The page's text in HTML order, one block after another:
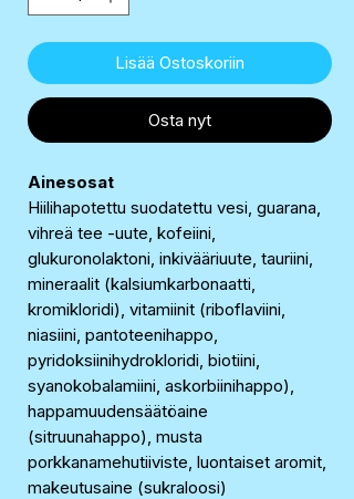
Lisää Ostoskoriin
Osta nyt
Ainesosat
Hiilihapotettu suodatettu vesi, guarana,
vihreä tee -uute, kofeiini,
glukuronolaktoni, inkivääriuute, tauriini,
mineraalit (kalsiumkarbonaatti,
kromikloridi), vitamiinit (riboflaviini,
niasiini, pantoteenihappo,
pyridoksiinihydrokloridi, biotiini,
syanokobalamiini, askorbiinihappo),
happamuudensäätöaine
(sitruunahappo), musta
porkkanamehutiiviste, luontaiset aromit,
makeutusaine (sukraloosi)